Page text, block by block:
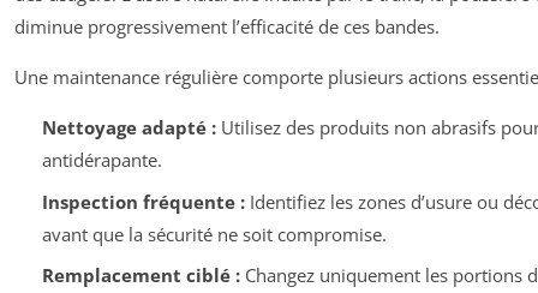
diminue progressivement l’efficacité de ces bandes.
Une maintenance régulière comporte plusieurs actions
Nettoyage adapté :Utilisez des produits non abrasifs
antidérapante.
Inspection fréquente :Identifiez les zones d’usure ou
avant que la sécurité ne soit compromise.
Remplacement ciblé :Changez uniquement les portions